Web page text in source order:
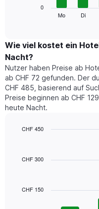
Monate
hat
1
Y-
Achse,
die
den
durchschnittlichen
Zimmerpreis
den
durchschnittlichen
Preis
eines
Zimmers
für
den
jeweiligen
Das
die
Mo Di
0
Wie viel kostet ein
Nacht?
Nutzer haben Preise ab
ab CHF 72 gefunden. Der
CHF 485, basierend auf
Preise beginnen ab CHF
heute Nacht.
with
Das
CHF 150
CHF 300
CHF 450